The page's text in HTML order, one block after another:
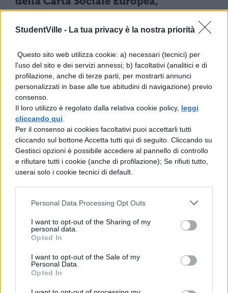
StudentVille - La tua privacy è la nostra priorità
Questo sito web utilizza cookie: a) necessari (tecnici) per
l'uso del sito e dei servizi annessi; b) facoltativi (analitici e di
profilazione, anche di terze parti, per mostrarti annunci
personalizzati in base alle tue abitudini di navigazione) previo
consenso.
Il loro utilizzo è regolato dalla relativa cookie policy, leggi
cliccando qui
Per il consenso ai cookies facoltativi puoi accettarli tutti
cliccando sul bottone Accetta tutti qui di seguito. Cliccando su
Gestisci opzioni è possibile accedere al pannello di controllo
e rifiutare tutti i cookie (anche di profilazione); Se rifiuti tutto,
userai solo i cookie tecnici di default.
Personal Data Processing Opt Outs
I want to opt-out of the Sharing of my
personal data.
Opted In
I want to opt-out of the Sale of my
Personal Data.
Opted In
intervenire con effetto vincolante,
senza attendere i tempi dei tribunali
italiani.
Nel comunicato ufficiale, l’organizzazione
elenca diverse criticità documentate:
Violazioni dell’anonimato e della
segretezza dei quesiti
Standard di sicurezza in aula non
rispettati
consegna dei materiali e gestione delle
Assenza di tutele omogenee per
studenti con disabilità e DSA